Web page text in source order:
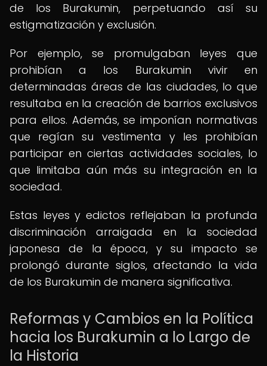
de los Burakumin, perpetuando así su
estigmatización y exclusión.
Por ejemplo, se promulgaban leyes que
prohibían a los Burakumin vivir en
determinadas áreas de las ciudades, lo que
resultaba en la creación de barrios exclusivos
para ellos. Además, se imponían normativas
que regían su vestimenta y les prohibían
participar en ciertas actividades sociales, lo
que limitaba aún más su integración en la
sociedad.
Estas leyes y edictos reflejaban la profunda
discriminación arraigada en la sociedad
japonesa de la época, y su impacto se
prolongó durante siglos, afectando la vida
de los Burakumin de manera significativa.
Reformas y Cambios en la Política
hacia los Burakumin a lo Largo de
la Historia